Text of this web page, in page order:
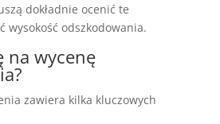
dokładnie ocenić te
wysokość odszkodowania.
na wycenę
zawiera kilka kluczowych